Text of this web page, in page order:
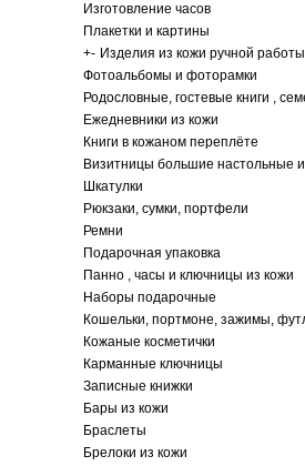
Изготовление часов
Плакетки и картины
+- Изделия из кожи ручной работы
Фотоальбомы и фоторамки
Родословные, гостевые книги ,
Ежедневники из кожи
Книги в кожаном переплёте
Визитницы большие настольные
Шкатулки
Рюкзаки, сумки, портфели
Ремни
Подарочная упаковка
Панно , часы и ключницы из кожи
Наборы подарочные
Кошельки, портмоне, зажимы,
Кожаные косметички
Карманные ключницы
Записные книжки
Бары из кожи
Браслеты
Брелоки из кожи